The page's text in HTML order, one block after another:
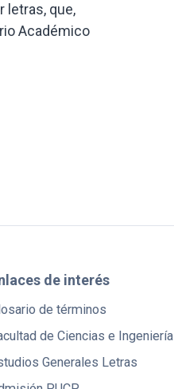
letras, que,
Académico
de interés
de términos
de Ciencias e Ingeniería
Generales Letras